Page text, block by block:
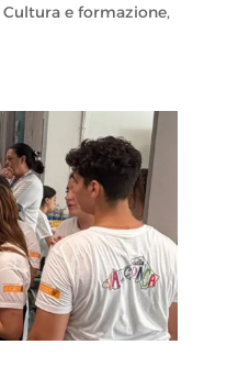
Cultura e formazione,